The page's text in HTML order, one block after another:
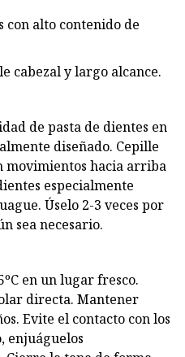
con alto contenido de
cabezal y largo alcance.
de pasta de dientes en
diseñado. Cepille
movimientos hacia arriba
especialmente
Úselo 2-3 veces por
sea necesario.
en un lugar fresco.
directa. Mantener
Evite el contacto con los
enjuáguelos